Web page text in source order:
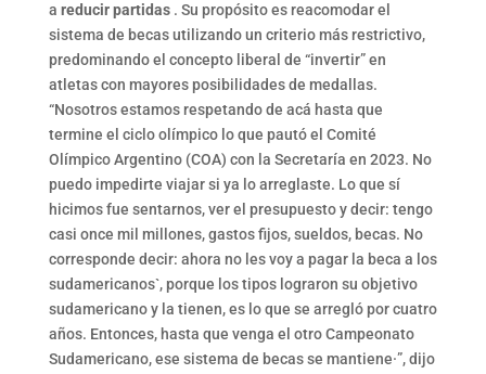
a reducir partidas. Su propósito es reacomodar el
sistema de becas utilizando un criterio más restrictivo,
predominando el concepto liberal de “invertir” en
atletas con mayores posibilidades de medallas.
“Nosotros estamos respetando de acá hasta que
termine el ciclo olímpico lo que pautó el Comité
Olímpico Argentino (COA) con la Secretaría en 2023. No
puedo impedirte viajar si ya lo arreglaste. Lo que sí
hicimos fue sentarnos, ver el presupuesto y decir: tengo
casi once mil millones, gastos fijos, sueldos, becas. No
corresponde decir: ahora no les voy a pagar la beca a los
sudamericanos`, porque los tipos lograron su objetivo
sudamericano y la tienen, es lo que se arregló por cuatro
años. Entonces, hasta que venga el otro Campeonato
Sudamericano, ese sistema de becas se mantiene·”, dijo